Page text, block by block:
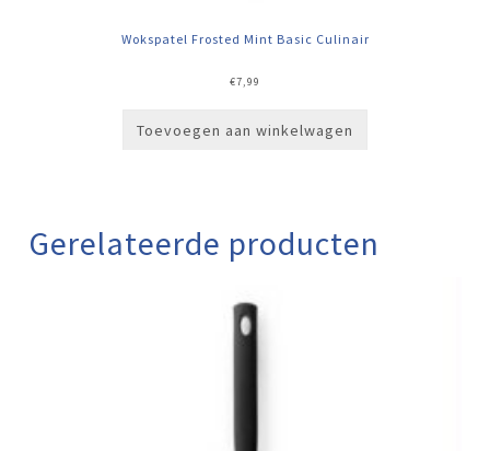
Wokspatel Frosted Mint Basic Culinair
€7,99
Toevoegen aan winkelwagen
Gerelateerde producten